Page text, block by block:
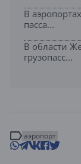
В
пасса...
В области
грузопасс...
аэропорт